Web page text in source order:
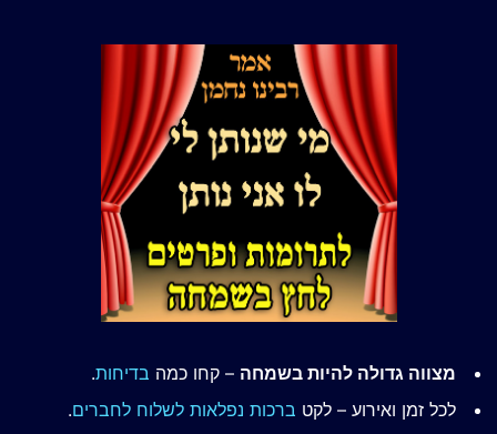
מצווה גדולה להיות בשמחה – קחו כמה בדיחות.
לכל זמן ואירוע – לקט ברכות נפלאות לשלוח לחברים.